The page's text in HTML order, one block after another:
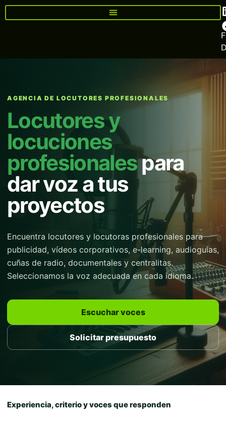
AGENCIA DE LOCUTORES PROFESIONALES
Locutores y
locuciones
profesionalespara
dar voz a tus
proyectos
Encuentra locutores y locutoras profesionales para
publicidad, vídeos corporativos, e-learning, audioguías,
cuñas de radio, documentales y centralitas.
Seleccionamos la voz adecuada en cada idioma.
Escuchar voces
Solicitar presupuesto
Experiencia, criterio y voces que responden